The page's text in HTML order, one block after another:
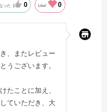
った 0 Like! 0
、またレビュー
うございます。
たことに加え、
ていただき、大